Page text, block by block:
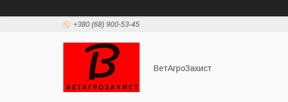
+380 (68) 900-53-45
ВетАгроЗахист